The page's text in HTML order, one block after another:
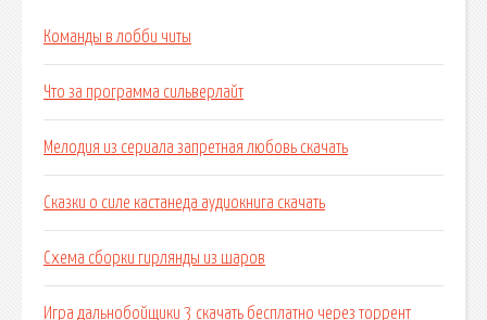
Команды в лобби читы
Что за программа сильверлайт
Мелодия из сериала запретная любовь скачать
Сказки о силе кастанеда аудиокнига скачать
Схема сборки гирлянды из шаров
Игра дальнобойщики 3 скачать бесплатно через торрент